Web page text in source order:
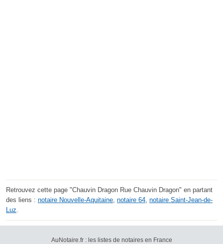
Retrouvez cette page "Chauvin Dragon Rue Chauvin Dragon" en partant
des liens : notaire Nouvelle-Aquitaine notaire 64 notaire Saint-Jean-de-
Luz
AuNotaire.fr : les listes de notaires en France